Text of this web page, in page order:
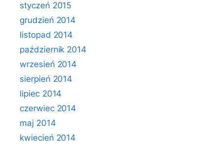
styczeń 2015
grudzień 2014
listopad 2014
październik 2014
wrzesień 2014
sierpień 2014
lipiec 2014
czerwiec 2014
maj 2014
kwiecień 2014